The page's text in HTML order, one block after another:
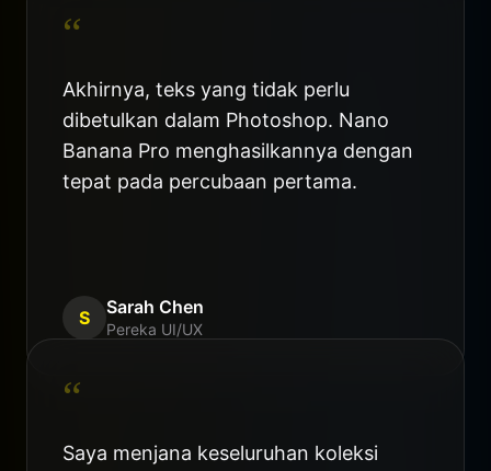
“
Akhirnya, teks yang tidak perlu
dibetulkan dalam Photoshop. Nano
Banana Pro menghasilkannya dengan
tepat pada percubaan pertama.
S Sarah Chen
Pereka UI/UX
“
Saya menjana keseluruhan koleksi